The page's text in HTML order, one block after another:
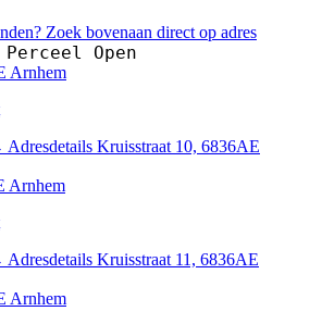
Zoek bovenaan direct op adres
Perceel Open
Arnhem
Adresdetails Kruisstraat 10, 6836AE
Arnhem
Adresdetails Kruisstraat 11, 6836AE
Arnhem